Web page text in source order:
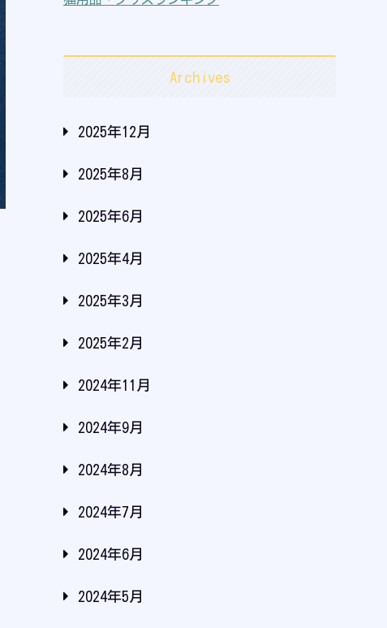
Archives
2025年12月
2025年8月
2025年6月
2025年4月
2025年3月
2025年2月
2024年11月
2024年9月
2024年8月
2024年7月
2024年6月
2024年5月